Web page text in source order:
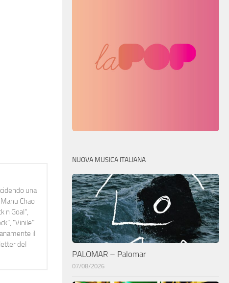
una
Chao
n Goal",
"Vinile"
il
del
NUOVA MUSICA ITALIANA
PALOMAR – Palomar
07/08/2026